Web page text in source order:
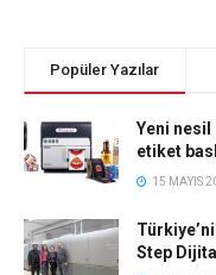
Popüler Yazılar
Yeni
etiket
15 MAYIS
Step